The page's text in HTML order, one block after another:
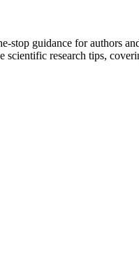
guidance for authors
scientific research tips,